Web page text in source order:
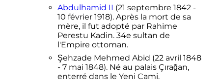
Abdulhamid II (21 septembre 1842 -
10 février 1918). Après la mort de sa
mère, il fut adopté par Rahime
Perestu Kadin. 34e sultan de
l'Empire ottoman.
Şehzade Mehmed Abid (22 avril 1848
- 7 mai 1848). Né au palais Çırağan,
enterré dans le Yeni Cami.